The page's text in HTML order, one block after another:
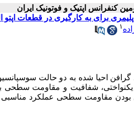
برای به کارگیری در قطعات اپتو
۱
احیا شده به دو حالت
شفافیت و مقاومت سطحی
بودن مقاومت سطحی عملکرد مناسبی